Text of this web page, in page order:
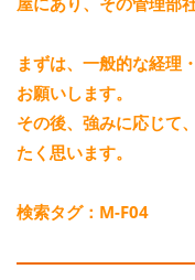
まずは、一般的な経理
お願いします。
その後、強みに応じて
たく思います。
検索タグ：M-F04